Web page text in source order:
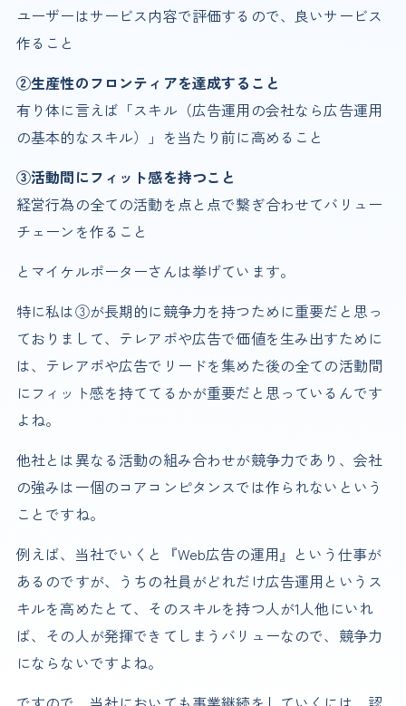
ユーザーはサービス内容で評価するので、良いサービス
作ること
②生産性のフロンティアを達成すること
有り体に言えば「スキル（広告運用の会社なら広告運用
の基本的なスキル）」を当たり前に高めること
③活動間にフィット感を持つこと
経営行為の全ての活動を点と点で繋ぎ合わせてバリュー
チェーンを作ること
とマイケルポーターさんは挙げています。
特に私は③が長期的に競争力を持つために重要だと思っ
ておりまして、テレアポや広告で価値を生み出すために
は、テレアポや広告でリードを集めた後の全ての活動間
にフィット感を持ててるかが重要だと思っているんです
よね。
他社とは異なる活動の組み合わせが競争力であり、会社
の強みは一個のコアコンピタンスでは作られないという
ことですね。
例えば、当社でいくと『Web広告の運用』という仕事が
あるのですが、うちの社員がどれだけ広告運用というス
キルを高めたとて、そのスキルを持つ人が1人他にいれ
ば、その人が発揮できてしまうバリューなので、競争力
にならないですよね。